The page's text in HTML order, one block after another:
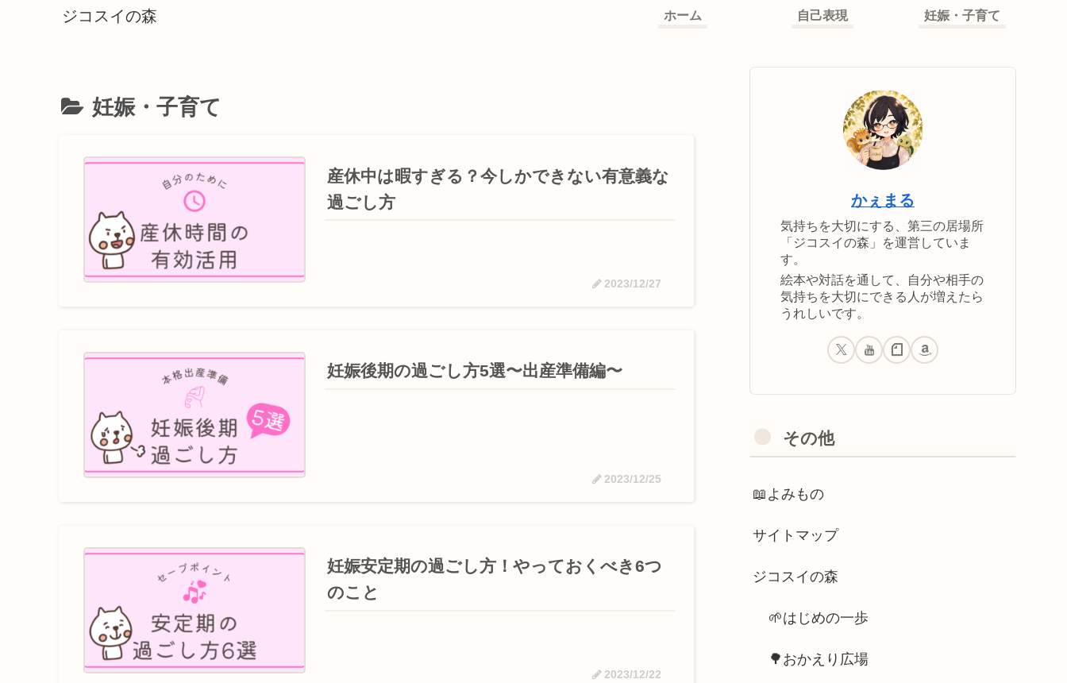
ジコスイの森 ホーム 自己表現 妊娠・子育て
妊娠・子育て
産休中は暇すぎる？今しかできない有意義な
過ごし方
2023/12/27
妊娠後期の過ごし方5選〜出産準備編〜
2023/12/25
妊娠安定期の過ごし方！やっておくべき6つ
のこと
2023/12/22
かぇまる
気持ちを大切にする、第三の居場所
「ジコスイの森」を運営していま
す。
絵本や対話を通して、自分や相手の
気持ちを大切にできる人が増えたら
うれしいです。
その他
📖よみもの
サイトマップ
ジコスイの森
🌱はじめの一歩
🌳おかえり広場